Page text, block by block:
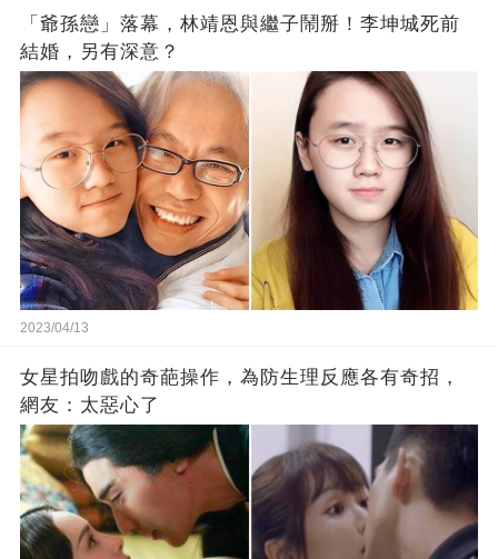
「爺孫戀」落幕，林靖恩與繼子鬧掰！李坤城死前
結婚，另有深意？
2023/04/13
女星拍吻戲的奇葩操作，為防生理反應各有奇招，
網友：太惡心了